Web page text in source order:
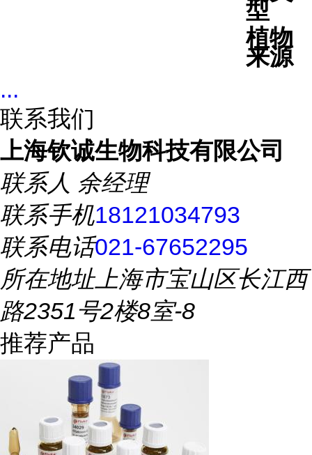
型
植物
来源
...
联系我们
上海钦诚生物科技有限公司
联系人 余经理
联系手机18121034793
联系电话021-67652295
所在地址上海市宝山区长江西
路2351号2楼8室-8
推荐产品